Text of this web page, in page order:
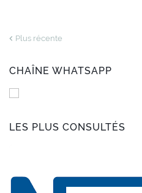
Plus récente
CHAÎNE WHATSAPP
LES PLUS CONSULTÉS